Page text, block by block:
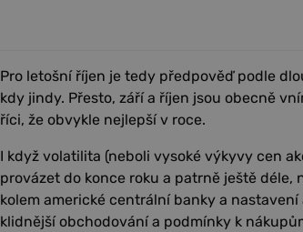
Pro letošní říjen je tedy předpověď podle
kdy jindy. Přesto, září a říjen jsou obecně
říci, že obvykle nejlepší v roce.
I když volatilita (neboli vysoké výkyvy cen
provázet do konce roku a patrně ještě
kolem americké centrální banky a
klidnější obchodování a podmínky k